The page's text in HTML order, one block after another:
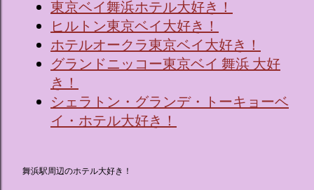
東京ベイ舞浜ホテル大好き！
ヒルトン東京ベイ大好き！
ホテルオークラ東京ベイ大好き！
グランドニッコー東京ベイ 舞浜 大好
き！
シェラトン・グランデ・トーキョーベ
イ・ホテル大好き！
舞浜駅周辺のホテル大好き！